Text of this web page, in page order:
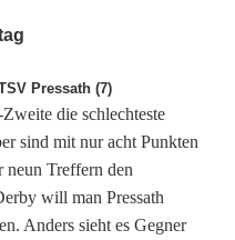
Pressath (7)
die schlechteste
sind mit nur acht Punkten
neun Treffern den
will man Pressath
Anders sieht es Gegner